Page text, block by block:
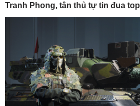
Tranh Phong, tân thủ tự tin đua top